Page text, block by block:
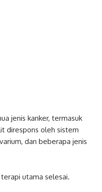
jenis kanker, termasuk
direspons oleh sistem
dan beberapa jenis
utama selesai.